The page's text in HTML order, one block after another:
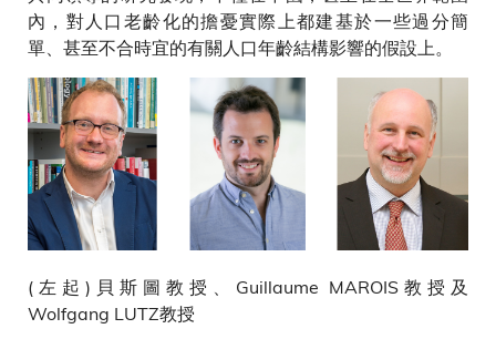
內，對人口老齡化的擔憂實際上都建基於一些過分簡
單、甚至不合時宜的有關人口年齡結構影響的假設上。
(左起)貝斯圖教授、Guillaume MAROIS教授及
Wolfgang LUTZ教授